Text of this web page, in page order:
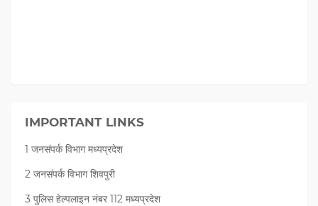
IMPORTANT LINKS
1 जनसंपर्क विभाग मध्यप्रदेश
2 जनसंपर्क विभाग शिवपुरी
3 पुलिस हेल्पलाइन नंबर 112 मध्‍यप्रदेश